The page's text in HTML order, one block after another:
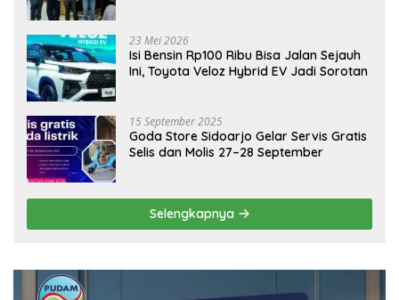
23 Mei 2026
Isi Bensin Rp100 Ribu Bisa Jalan Sejauh
Ini, Toyota Veloz Hybrid EV Jadi Sorotan
15 September 2025
Goda Store Sidoarjo Gelar Servis Gratis
Selis dan Molis 27–28 September
Selengkapnya